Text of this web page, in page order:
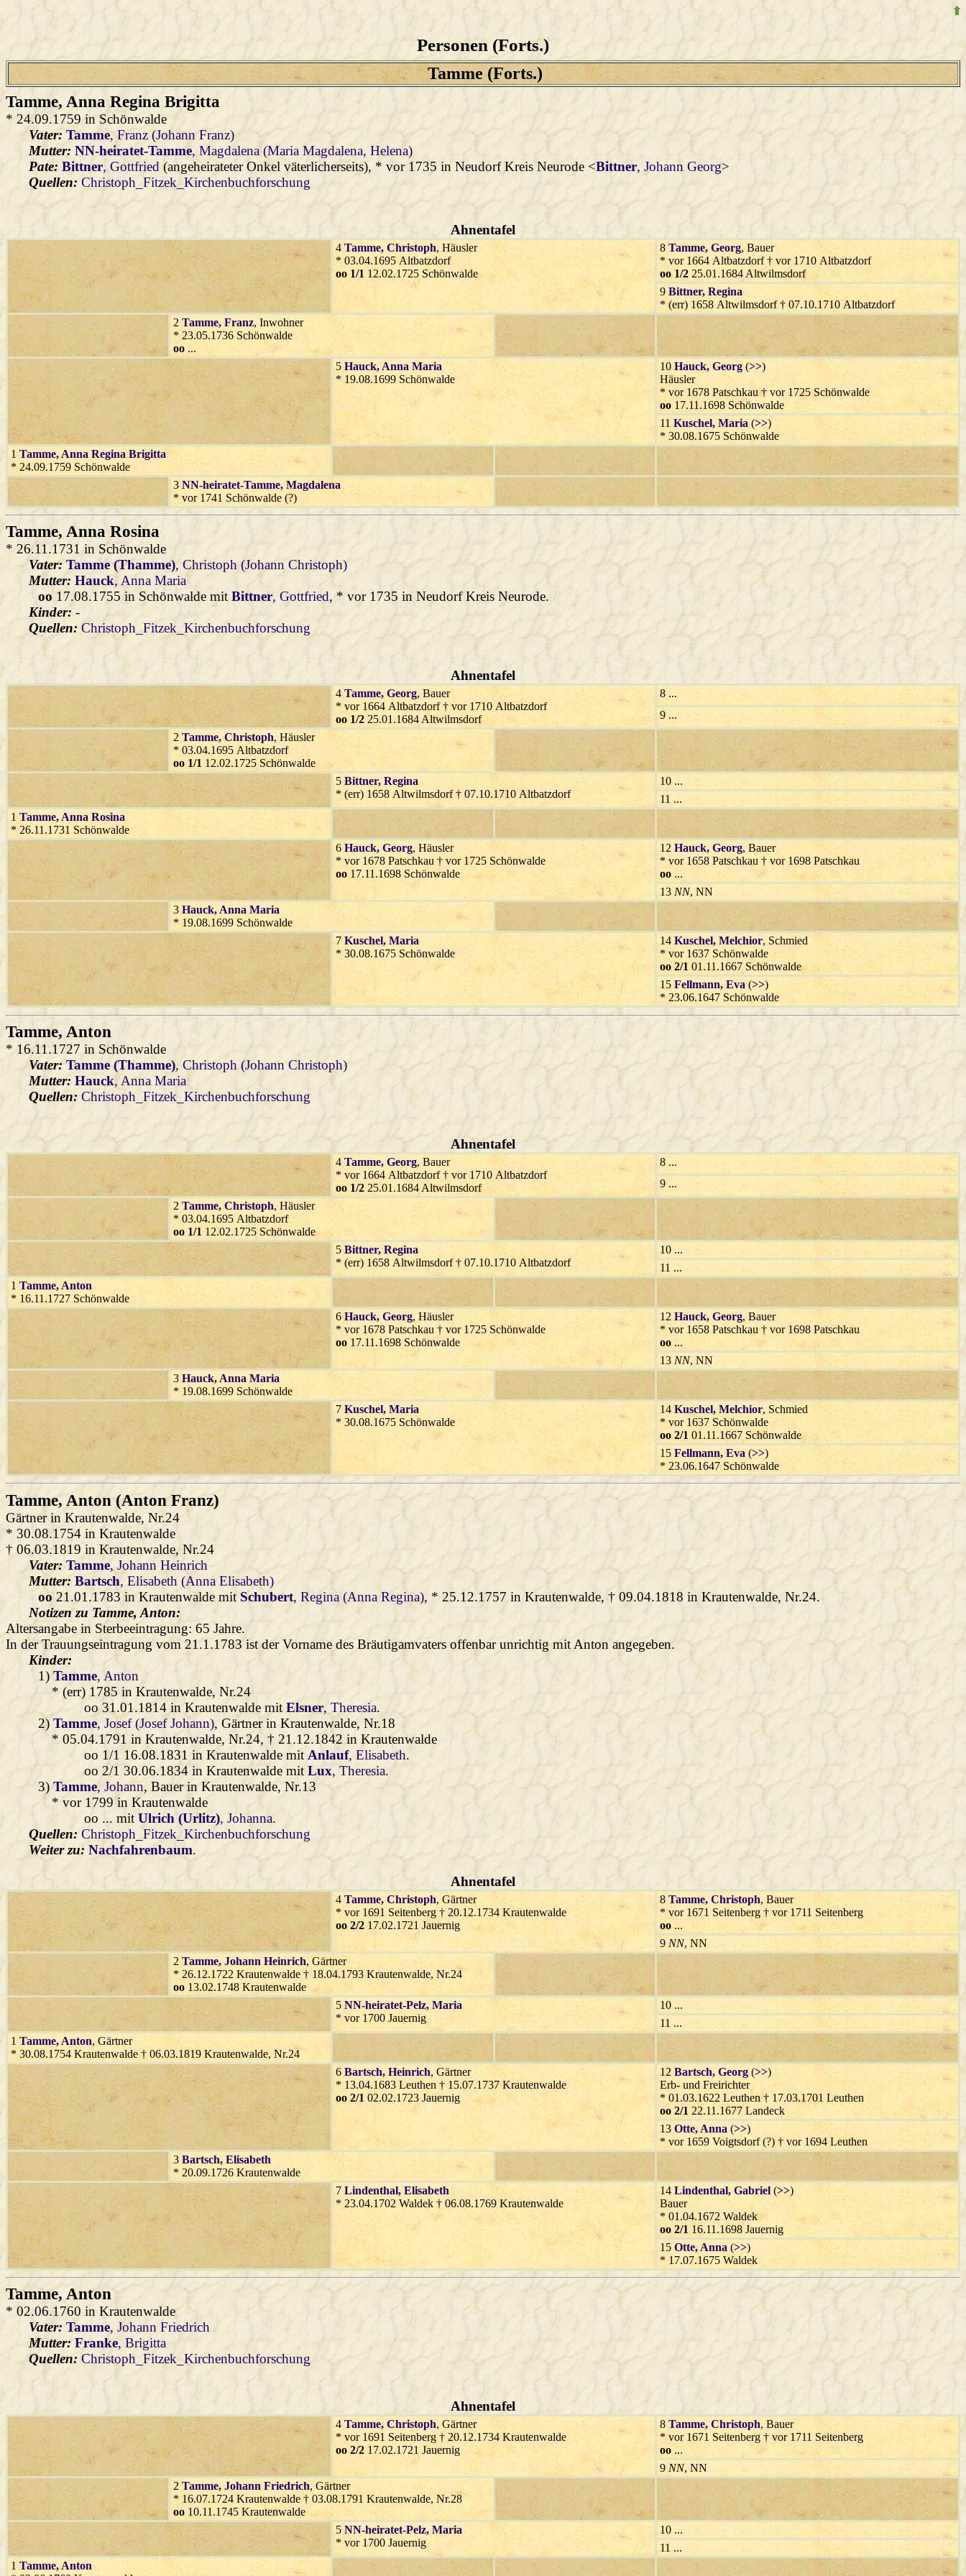
Personen (Forts.)
Tamme (Forts.)
Tamme, Anna Regina Brigitta
* 24.09.1759 in Schönwalde
Vater: Tamme, Franz (Johann Franz)
Mutter: NN-heiratet-Tamme, Magdalena (Maria Magdalena, Helena)
Pate: Bittner, Gottfried (angeheirateter Onkel väterlicherseits), * vor 1735 in Neudorf Kreis Neurode <Bittner, Johann Georg>
Quellen: Christoph_Fitzek_Kirchenbuchforschung
Ahnentafel
4 Tamme, Christoph, Häusler
* 03.04.1695 Altbatzdorf
oo 1/1 12.02.1725 Schönwalde
8 Tamme, Georg, Bauer
* vor 1664 Altbatzdorf † vor 1710 Altbatzdorf
oo 1/2 25.01.1684 Altwilmsdorf
9 Bittner, Regina
* (err) 1658 Altwilmsdorf † 07.10.1710 Altbatzdorf
2 Tamme, Franz, Inwohner
* 23.05.1736 Schönwalde
oo ...
5 Hauck, Anna Maria
* 19.08.1699 Schönwalde
10 Hauck, Georg (>>)
Häusler
* vor 1678 Patschkau † vor 1725 Schönwalde
oo 17.11.1698 Schönwalde
11 Kuschel, Maria (>>)
* 30.08.1675 Schönwalde
1 Tamme, Anna Regina Brigitta
* 24.09.1759 Schönwalde
3 NN-heiratet-Tamme, Magdalena
* vor 1741 Schönwalde (?)
Tamme, Anna Rosina
* 26.11.1731 in Schönwalde
Vater: Tamme (Thamme), Christoph (Johann Christoph)
Mutter: Hauck, Anna Maria
oo 17.08.1755 in Schönwalde mitBittner, Gottfried, * vor 1735 in Neudorf Kreis Neurode.
Kinder: -
Quellen: Christoph_Fitzek_Kirchenbuchforschung
Ahnentafel
4 Tamme, Georg, Bauer
* vor 1664 Altbatzdorf † vor 1710 Altbatzdorf
oo 1/2 25.01.1684 Altwilmsdorf
8 ...
9 ...
2 Tamme, Christoph, Häusler
* 03.04.1695 Altbatzdorf
oo 1/1 12.02.1725 Schönwalde
5 Bittner, Regina
* (err) 1658 Altwilmsdorf † 07.10.1710 Altbatzdorf
10 ...
11 ...
1 Tamme, Anna Rosina
* 26.11.1731 Schönwalde
6 Hauck, Georg, Häusler
* vor 1678 Patschkau † vor 1725 Schönwalde
oo 17.11.1698 Schönwalde
12 Hauck, Georg, Bauer
* vor 1658 Patschkau † vor 1698 Patschkau
oo ...
13 NN, NN
3 Hauck, Anna Maria
* 19.08.1699 Schönwalde
7 Kuschel, Maria
* 30.08.1675 Schönwalde
14 Kuschel, Melchior, Schmied
* vor 1637 Schönwalde
oo 2/1 01.11.1667 Schönwalde
15 Fellmann, Eva (>>)
* 23.06.1647 Schönwalde
Tamme, Anton
* 16.11.1727 in Schönwalde
Vater: Tamme (Thamme), Christoph (Johann Christoph)
Mutter: Hauck, Anna Maria
Quellen: Christoph_Fitzek_Kirchenbuchforschung
Ahnentafel
4 Tamme, Georg, Bauer
* vor 1664 Altbatzdorf † vor 1710 Altbatzdorf
oo 1/2 25.01.1684 Altwilmsdorf
8 ...
9 ...
2 Tamme, Christoph, Häusler
* 03.04.1695 Altbatzdorf
oo 1/1 12.02.1725 Schönwalde
5 Bittner, Regina
* (err) 1658 Altwilmsdorf † 07.10.1710 Altbatzdorf
10 ...
11 ...
1 Tamme, Anton
* 16.11.1727 Schönwalde
6 Hauck, Georg, Häusler
* vor 1678 Patschkau † vor 1725 Schönwalde
oo 17.11.1698 Schönwalde
12 Hauck, Georg, Bauer
* vor 1658 Patschkau † vor 1698 Patschkau
oo ...
13 NN, NN
3 Hauck, Anna Maria
* 19.08.1699 Schönwalde
7 Kuschel, Maria
* 30.08.1675 Schönwalde
14 Kuschel, Melchior, Schmied
* vor 1637 Schönwalde
oo 2/1 01.11.1667 Schönwalde
15 Fellmann, Eva (>>)
* 23.06.1647 Schönwalde
Tamme, Anton (Anton Franz)
Gärtner in Krautenwalde, Nr.24
* 30.08.1754 in Krautenwalde
† 06.03.1819 in Krautenwalde, Nr.24
Vater: Tamme, Johann Heinrich
Mutter: Bartsch, Elisabeth (Anna Elisabeth)
oo 21.01.1783 in Krautenwalde mit Schubert, Regina (Anna Regina), * 25.12.1757 in Krautenwalde, † 09.04.1818 in Krautenwalde, Nr.24.
Notizen zu Tamme, Anton:
Altersangabe in Sterbeeintragung: 65 Jahre.
In der Trauungseintragung vom 21.1.1783 ist der Vorname des Bräutigamvaters offenbar unrichtig mit Anton angegeben.
Kinder:
1)Tamme, Anton
* (err) 1785 in Krautenwalde, Nr.24
oo 31.01.1814 in Krautenwalde mitElsner, Theresia.
2)Tamme, Josef (Josef Johann), Gärtner in Krautenwalde, Nr.18
* 05.04.1791 in Krautenwalde, Nr.24, † 21.12.1842 in Krautenwalde
oo 1/1 16.08.1831 in Krautenwalde mit Anlauf, Elisabeth.
oo 2/1 30.06.1834 in Krautenwalde mitLux, Theresia.
3)Tamme, Johann, Bauer in Krautenwalde, Nr.13
* vor 1799 in Krautenwalde
oo ... mitUlrich (Urlitz), Johanna.
Quellen: Christoph_Fitzek_Kirchenbuchforschung
Weiter zu: Nachfahrenbaum.
Ahnentafel
4 Tamme, Christoph, Gärtner
* vor 1691 Seitenberg † 20.12.1734 Krautenwalde
oo 2/2 17.02.1721 Jauernig
8 Tamme, Christoph, Bauer
* vor 1671 Seitenberg † vor 1711 Seitenberg
oo ...
9 NN, NN
2 Tamme, Johann Heinrich, Gärtner
* 26.12.1722 Krautenwalde † 18.04.1793 Krautenwalde, Nr.24
oo 13.02.1748 Krautenwalde
5 NN-heiratet-Pelz, Maria
* vor 1700 Jauernig
10 ...
11 ...
1 Tamme, Anton, Gärtner
* 30.08.1754 Krautenwalde † 06.03.1819 Krautenwalde, Nr.24
6 Bartsch, Heinrich, Gärtner
* 13.04.1683 Leuthen † 15.07.1737 Krautenwalde
oo 2/1 02.02.1723 Jauernig
12 Bartsch, Georg (>>)
Erb- und Freirichter
* 01.03.1622 Leuthen † 17.03.1701 Leuthen
oo 2/1 22.11.1677 Landeck
13 Otte, Anna (>>)
* vor 1659 Voigtsdorf (?) † vor 1694 Leuthen
3 Bartsch, Elisabeth
* 20.09.1726 Krautenwalde
7 Lindenthal, Elisabeth
* 23.04.1702 Waldek † 06.08.1769 Krautenwalde
14 Lindenthal, Gabriel (>>)
Bauer
* 01.04.1672 Waldek
oo 2/1 16.11.1698 Jauernig
15 Otte, Anna (>>)
* 17.07.1675 Waldek
Tamme, Anton
* 02.06.1760 in Krautenwalde
Vater: Tamme, Johann Friedrich
Mutter: Franke, Brigitta
Quellen: Christoph_Fitzek_Kirchenbuchforschung
Ahnentafel
4 Tamme, Christoph, Gärtner
* vor 1691 Seitenberg † 20.12.1734 Krautenwalde
oo 2/2 17.02.1721 Jauernig
8 Tamme, Christoph, Bauer
* vor 1671 Seitenberg † vor 1711 Seitenberg
oo ...
9 NN, NN
2 Tamme, Johann Friedrich, Gärtner
* 16.07.1724 Krautenwalde † 03.08.1791 Krautenwalde, Nr.28
oo 10.11.1745 Krautenwalde
5 NN-heiratet-Pelz, Maria
* vor 1700 Jauernig
10 ...
11 ...
1 Tamme, Anton